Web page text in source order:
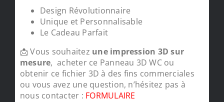
Design Révolutionnaire
Unique et Personnalisable
Le Cadeau Parfait
📩 Vous souhaitez une impression 3D sur
mesure, acheter ce Panneau 3D WC ou
obtenir ce fichier 3D à des fins commerciales
ou vous avez une question, n’hésitez pas à
nous contacter : FORMULAIRE